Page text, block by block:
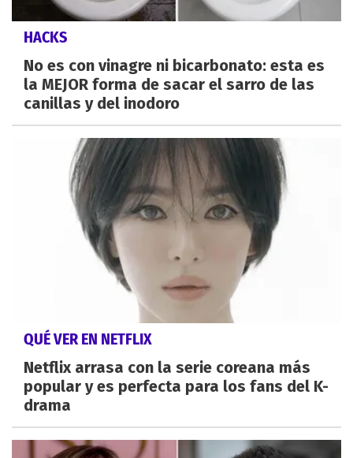
HACKS
No es con vinagre ni bicarbonato: esta es
la MEJOR forma de sacar el sarro de las
canillas y del inodoro
QUÉ VER EN NETFLIX
Netflix arrasa con la serie coreana más
popular y es perfecta para los fans del K-
drama